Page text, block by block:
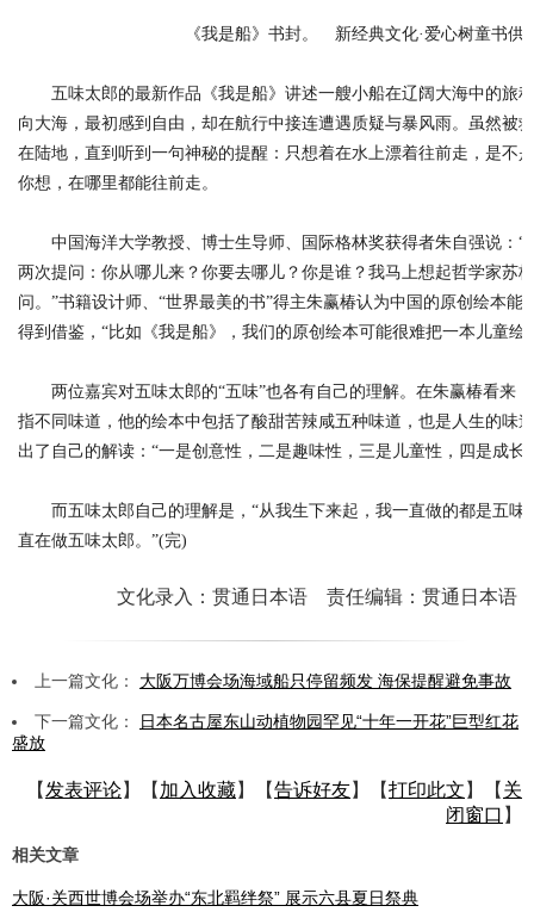
《我是船》书封。 新经典文化·爱心树童书供
五味太郎的最新作品《我是船》讲述一艘小船在辽阔大海中的旅
向大海，最初感到自由，却在航行中接连遭遇质疑与暴风雨。虽然被
在陆地，直到听到一句神秘的提醒：只想着在水上漂着往前走，是不
你想，在哪里都能往前走。
中国海洋大学教授、博士生导师、国际格林奖获得者朱自强说：“
两次提问：你从哪儿来？你要去哪儿？你是谁？我马上想起哲学家苏
问。”书籍设计师、“世界最美的书”得主朱赢椿认为中国的原创绘本能
得到借鉴，“比如《我是船》，我们的原创绘本可能很难把一本儿童绘
两位嘉宾对五味太郎的“五味”也各有自己的理解。在朱赢椿看来，
指不同味道，他的绘本中包括了酸甜苦辣咸五种味道，也是人生的味
出了自己的解读：“一是创意性，二是趣味性，三是儿童性，四是成长
而五味太郎自己的理解是，“从我生下来起，我一直做的都是五味
直在做五味太郎。”(完)
文化录入：贯通日本语 责任编辑：贯通日本语
上一篇文化： 大阪万博会场海域船只停留频发 海保提醒避免事故
下一篇文化：
日本名古屋东山动植物园罕见“十年一开花”巨型红花
盛放
【 发表评论】【 加入收藏】【告诉好友】【打印此文 】【 关
闭窗口 】
相关文章
大阪·关西世博会场举办“东北羁绊祭” 展示六县夏日祭典